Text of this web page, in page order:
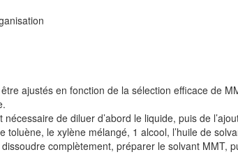
ajustés en fonction de la sélection efficace de
de diluer d’abord le liquide, puis de
le xylène mélangé, 1 alcool, l’huile de
complètement, préparer le solvant MMT,